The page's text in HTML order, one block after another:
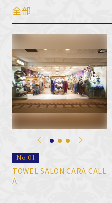
全部
No.01
TOWEL SALON CARA CALL
A